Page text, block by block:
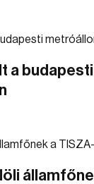
a budapesti